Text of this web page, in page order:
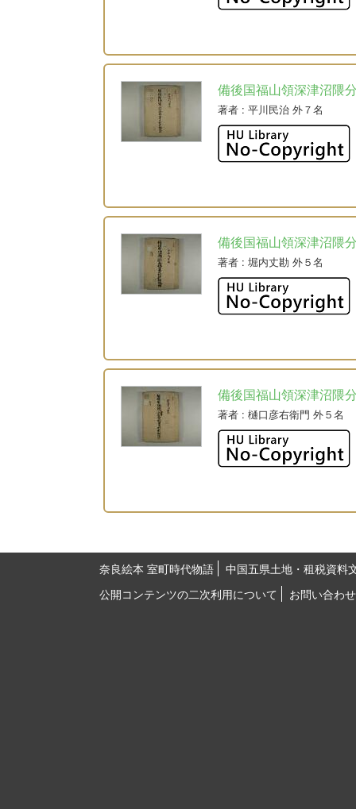
備後国福山領深津沼隈
著者 : 平川民治 外７名
備後国福山領深津沼隈
著者 : 堀内丈勘 外５名
備後国福山領深津沼隈
著者 : 樋口彦右衛門 外５名
奈良絵本 室町時代物語
中国五県土地・租税資料
公開コンテンツの二次利用について
お問い合わせ